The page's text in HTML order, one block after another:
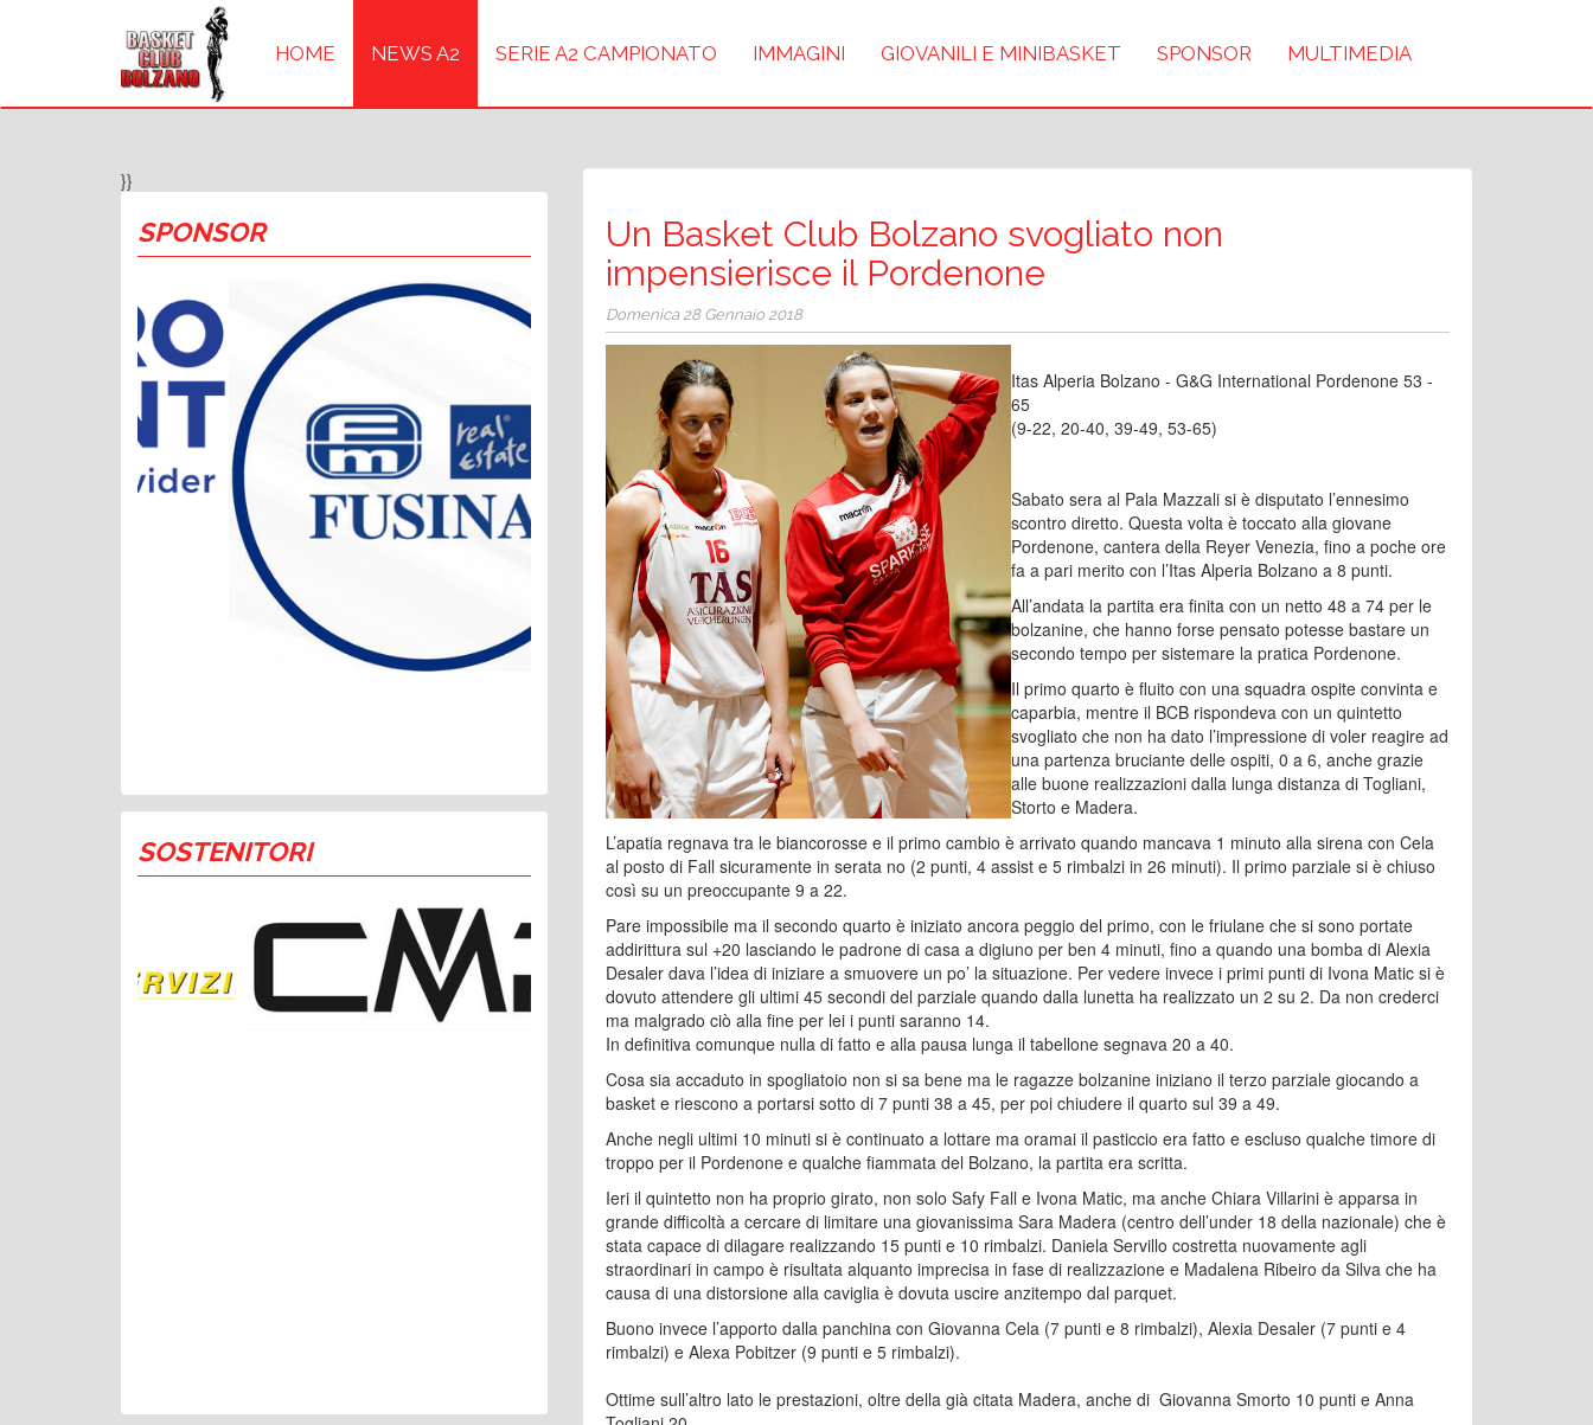
HOME NEWS A2 SERIE A2 CAMPIONATO IMMAGINI GIOVANILI E MINIBASKET SPONSOR MULTIMEDIA
}}
SPONSOR
SOSTENITORI
Un Basket Club Bolzano svogliato non
impensierisce il Pordenone
Domenica 28 Gennaio 2018
Itas Alperia Bolzano - G&G International Pordenone 53 -
65
(9-22, 20-40, 39-49, 53-65)
Sabato sera al Pala Mazzali si è disputato l’ennesimo
scontro diretto. Questa volta è toccato alla giovane
Pordenone, cantera della Reyer Venezia, fino a poche ore
fa a pari merito con l’Itas Alperia Bolzano a 8 punti.
All’andata la partita era finita con un netto 48 a 74 per le
bolzanine, che hanno forse pensato potesse bastare un
secondo tempo per sistemare la pratica Pordenone.
Il primo quarto è fluito con una squadra ospite convinta e
caparbia, mentre il BCB rispondeva con un quintetto
svogliato che non ha dato l’impressione di voler reagire ad
una partenza bruciante delle ospiti, 0 a 6, anche grazie
alle buone realizzazioni dalla lunga distanza di Togliani,
Storto e Madera.
L’apatia regnava tra le biancorosse e il primo cambio è arrivato quando mancava 1 minuto alla sirena con Cela
al posto di Fall sicuramente in serata no (2 punti, 4 assist e 5 rimbalzi in 26 minuti). Il primo parziale si è chiuso
così su un preoccupante 9 a 22.
Pare impossibile ma il secondo quarto è iniziato ancora peggio del primo, con le friulane che si sono portate
addirittura sul +20 lasciando le padrone di casa a digiuno per ben 4 minuti, fino a quando una bomba di Alexia
Desaler dava l’idea di iniziare a smuovere un po’ la situazione. Per vedere invece i primi punti di Ivona Matic si è
dovuto attendere gli ultimi 45 secondi del parziale quando dalla lunetta ha realizzato un 2 su 2. Da non crederci
ma malgrado ciò alla fine per lei i punti saranno 14.
In definitiva comunque nulla di fatto e alla pausa lunga il tabellone segnava 20 a 40.
Cosa sia accaduto in spogliatoio non si sa bene ma le ragazze bolzanine iniziano il terzo parziale giocando a
basket e riescono a portarsi sotto di 7 punti 38 a 45, per poi chiudere il quarto sul 39 a 49.
Anche negli ultimi 10 minuti si è continuato a lottare ma oramai il pasticcio era fatto e escluso qualche timore di
troppo per il Pordenone e qualche fiammata del Bolzano, la partita era scritta.
Ieri il quintetto non ha proprio girato, non solo Safy Fall e Ivona Matic, ma anche Chiara Villarini è apparsa in
grande difficoltà a cercare di limitare una giovanissima Sara Madera (centro dell’under 18 della nazionale) che è
stata capace di dilagare realizzando 15 punti e 10 rimbalzi. Daniela Servillo costretta nuovamente agli
straordinari in campo è risultata alquanto imprecisa in fase di realizzazione e Madalena Ribeiro da Silva che ha
causa di una distorsione alla caviglia è dovuta uscire anzitempo dal parquet.
Buono invece l’apporto dalla panchina con Giovanna Cela (7 punti e 8 rimbalzi), Alexia Desaler (7 punti e 4
rimbalzi) e Alexa Pobitzer (9 punti e 5 rimbalzi).
Ottime sull’altro lato le prestazioni, oltre della già citata Madera, anche di Giovanna Smorto 10 punti e Anna